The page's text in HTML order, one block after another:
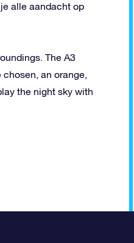
alle aandacht op
The A3
chosen, an orange,
the night sky with